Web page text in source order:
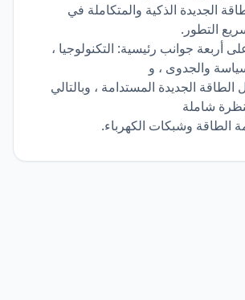
الجديدة الذكية والمتكاملة في
التطور.
أربعة جوانب رئيسية: التكنولوجيا ،
والجدوى ، و
الطاقة الجديدة المستدامة ، وبالتالي
شاملة
الطاقة وشبكات الكهرباء.